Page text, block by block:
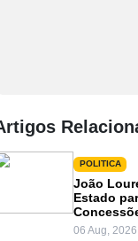
POLITICA
João
Estado
06 Aug, 2026